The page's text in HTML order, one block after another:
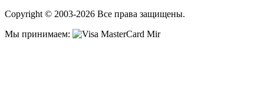
Copyright © 2003-2026 Все права защищены.
Мы принимаем: